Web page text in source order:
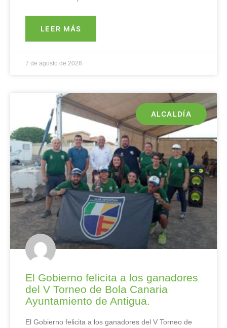
LEER MÁS
7 de agosto de 2026
ALCALDÍA
El Gobierno felicita a los ganadores
del V Torneo de Bola Canaria
Ayuntamiento de Antigua.
El Gobierno felicita a los ganadores del V Torneo de